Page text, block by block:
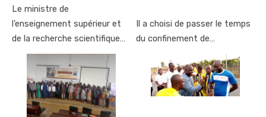
Le ministre de
l’enseignement supérieur et
de la recherche scientifique…
Il a choisi de passer le temps
du confinement de…